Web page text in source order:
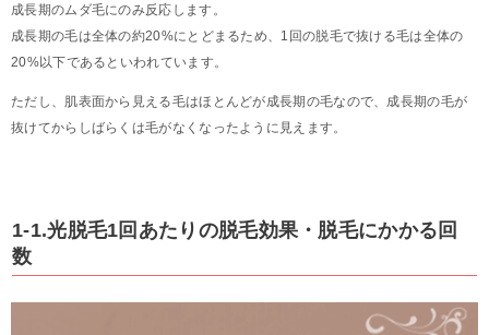
成長期のムダ毛にのみ反応します。
成長期の毛は全体の約20%にとどまるため、1回の脱毛で抜ける毛は全体の
20%以下であるといわれています。
ただし、肌表面から見える毛はほとんどが成長期の毛なので、成長期の毛が
抜けてからしばらくは毛がなくなったように見えます。
1-1.光脱毛1回あたりの脱毛効果・脱毛にかかる回
数